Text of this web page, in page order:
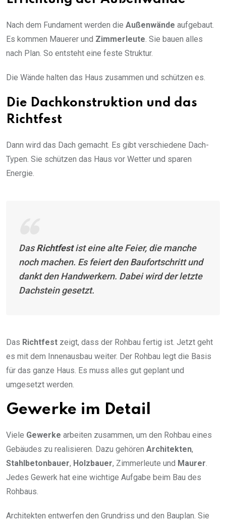
Nach dem Fundament werden die Außenwände aufgebaut.
Es kommen Mauerer und Zimmerleute . Sie bauen alles
nach Plan. So entsteht eine feste Struktur.
Die Wände halten das Haus zusammen und schützen es.
Die Dachkonstruktion und das
Richtfest
Dann wird das Dach gemacht. Es gibt verschiedene Dach-
Typen. Sie schützen das Haus vor Wetter und sparen
Energie.
DasRichtfestist eine alte Feier, die manche
noch machen. Es feiert den Baufortschritt und
dankt den Handwerkern. Dabei wird der letzte
Dachstein gesetzt.
Das Richtfest zeigt, dass der Rohbau fertig ist. Jetzt geht
es mit dem Innenausbau weiter. Der Rohbau legt die Basis
für das ganze Haus. Es muss alles gut geplant und
umgesetzt werden.
Gewerke im Detail
Viele Gewerke arbeiten zusammen, um den Rohbau eines
Gebäudes zu realisieren. Dazu gehören Architekten,
Stahlbetonbauer, Holzbauer, Zimmerleute und Maurer
Jedes Gewerk hat eine wichtige Aufgabe beim Bau des
Rohbaus.
Architekten entwerfen den Grundriss und den Bauplan. Sie